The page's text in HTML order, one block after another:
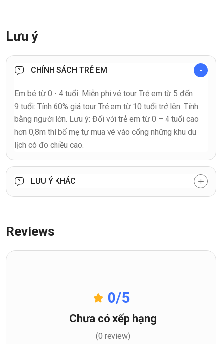
Lưu ý
CHÍNH SÁCH TRẺ EM
Em bé từ 0 - 4 tuổi: Miễn phí vé tour Trẻ em từ 5 đến
9 tuổi: Tính 60% giá tour Trẻ em từ 10 tuổi trở lên: Tính
bằng người lớn. Lưu ý: Đối với trẻ em từ 0 – 4 tuổi cao
hơn 0,8m thì bố mẹ tự mua vé vào cổng những khu du
lịch có đo chiều cao.
LƯU Ý KHÁC
Reviews
0/5
Chưa có xếp hạng
(0 review)